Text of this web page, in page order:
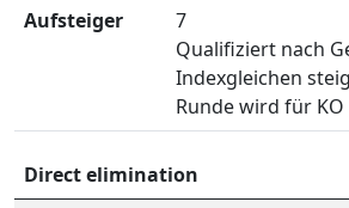
Aufsteiger
7
Qualifiziert nach
Indexgleichen
Runde wird für
Direct elimination